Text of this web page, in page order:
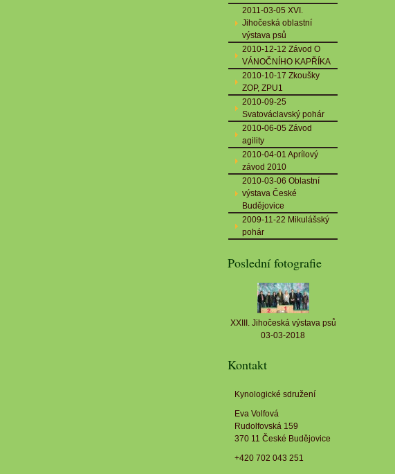
2011-03-05 XVI.
Jihočeská oblastní
výstava psů
2010-12-12 Závod O
VÁNOČNÍHO KAPŘÍKA
2010-10-17 Zkoušky
ZOP, ZPU1
2010-09-25
Svatováclavský pohár
2010-06-05 Závod
agility
2010-04-01 Aprílový
závod 2010
2010-03-06 Oblastní
výstava České
Budějovice
2009-11-22 Mikulášský
pohár
Poslední fotografie
XXIII. Jihočeská výstava psů
03-03-2018
Kontakt
Kynologické sdružení
Eva Volfová
Rudolfovská 159
370 11 České Budějovice
+420 702 043 251